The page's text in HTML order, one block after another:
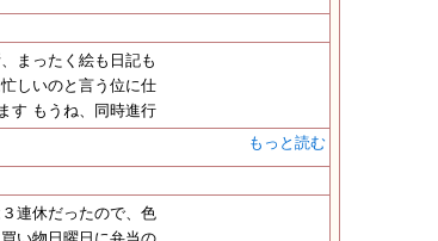
まったく絵も日記も
しいのと言う位に仕
す もうね、同時進行
もっと読む
連休だったので、色